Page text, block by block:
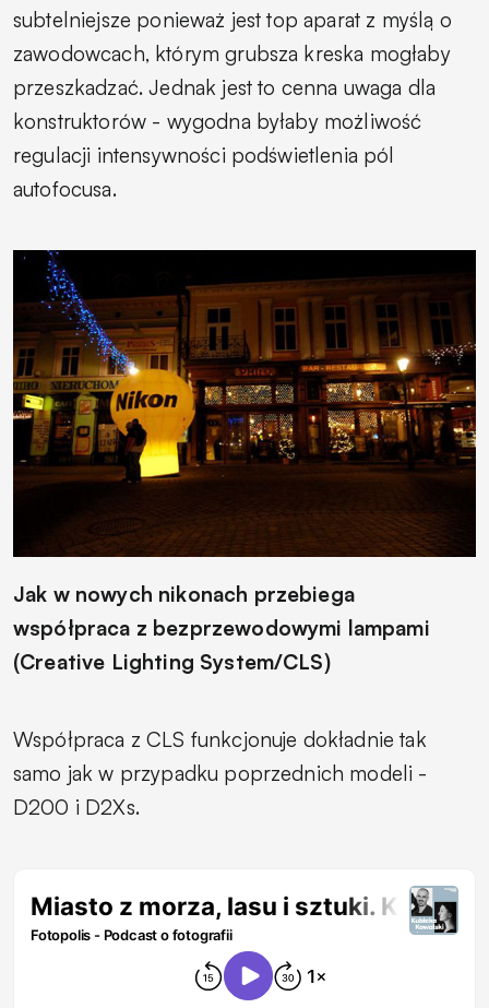
subtelniejsze ponieważ jest top aparat z myślą o
zawodowcach, którym grubsza kreska mogłaby
przeszkadzać. Jednak jest to cenna uwaga dla
konstruktorów - wygodna byłaby możliwość
regulacji intensywności podświetlenia pól
autofocusa.
Jak w nowych nikonach przebiega
współpraca z bezprzewodowymi lampami
(Creative Lighting System/CLS)
Współpraca z CLS funkcjonuje dokładnie tak
samo jak w przypadku poprzednich modeli -
D200 i D2Xs.